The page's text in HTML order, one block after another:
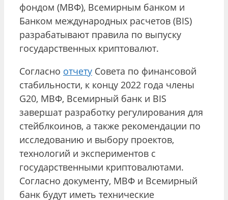
фондом (МВФ), Всемирным банком и
Банком международных расчетов (BIS)
разрабатывают правила по выпуску
государственных криптовалют.
Согласно отчету Совета по финансовой
стабильности, к концу 2022 года члены
G20, МВФ, Всемирный банк и BIS
завершат разработку регулирования для
стейблкоинов, а также рекомендации по
исследованию и выбору проектов,
технологий и экспериментов с
государственными криптовалютами.
Согласно документу, МВФ и Всемирный
банк будут иметь технические